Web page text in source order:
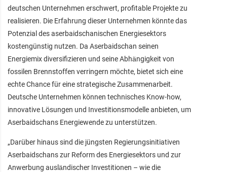
deutschen Unternehmen erschwert, profitable Projekte zu
realisieren. Die Erfahrung dieser Unternehmen könnte das
Potenzial des aserbaidschanischen Energiesektors
kostengünstig nutzen. Da Aserbaidschan seinen
Energiemix diversifizieren und seine Abhängigkeit von
fossilen Brennstoffen verringern möchte, bietet sich eine
echte Chance für eine strategische Zusammenarbeit.
Deutsche Unternehmen können technisches Know-how,
innovative Lösungen und Investitionsmodelle anbieten, um
Aserbaidschans Energiewende zu unterstützen.
„Darüber hinaus sind die jüngsten Regierungsinitiativen
Aserbaidschans zur Reform des Energiesektors und zur
Anwerbung ausländischer Investitionen – wie die